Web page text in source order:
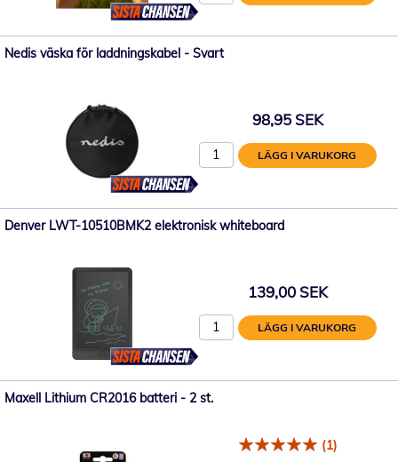
Nedis väska för laddningskabel - Svart
98,95 SEK
LÄGG I VARUKORG
Denver LWT-10510BMK2 elektronisk whiteboard
139,00 SEK
LÄGG I VARUKORG
Maxell Lithium CR2016 batteri - 2 st.
(1)